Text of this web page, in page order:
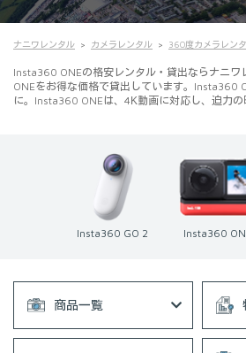
ナニワレンタル カメラレンタル 360度カメラレン
Insta360 ONEの格安レンタル・貸出ならナニ
ONEをお得な価格で貸出しています。Insta360
に。Insta360 ONEは、4K動画に対応し、迫力
Insta360 GO 2 Insta360
商品一覧